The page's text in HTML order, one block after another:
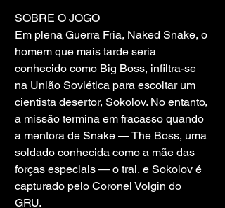
SOBRE O JOGO
Em plena Guerra Fria, Naked Snake, o
homem que mais tarde seria
conhecido como Big Boss, infiltra-se
na União Soviética para escoltar um
cientista desertor, Sokolov. No entanto,
a missão termina em fracasso quando
a mentora de Snake — The Boss, uma
soldado conhecida como a mãe das
forças especiais — o trai, e Sokolov é
capturado pelo Coronel Volgin do
GRU.